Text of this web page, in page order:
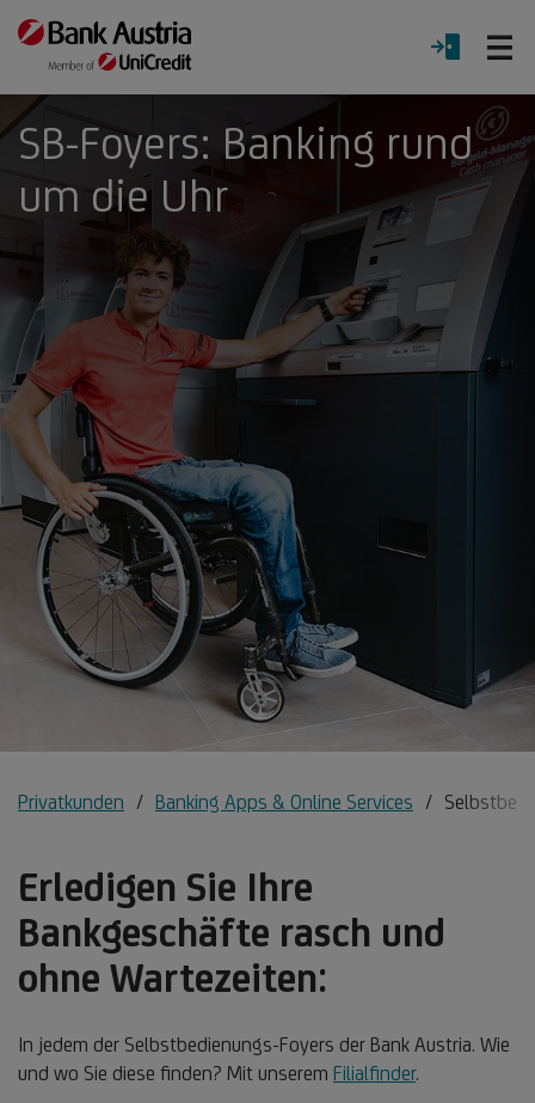
LOGIN
SB-Foyers: Banking rund
um die Uhr
Privatkunden Banking Apps & Online Services
Erledigen Sie Ihre
Bankgeschäfte rasch und
ohne Wartezeiten:
In jedem der Selbstbedienungs-Foyers der Bank Austria. Wie
und wo Sie diese finden? Mit unserem Filialfinder.